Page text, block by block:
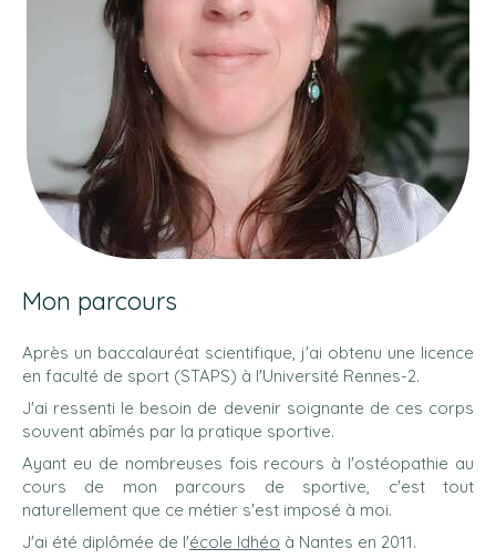
Mon parcours
Après un baccalauréat scientifique, j'ai obtenu une licence
en faculté de sport (STAPS) à l'Université Rennes-2.
J'ai ressenti le besoin de devenir soignante de ces corps
souvent abîmés par la pratique sportive.
Ayant eu de nombreuses fois recours à l'ostéopathie au
cours de mon parcours de sportive, c'est tout
naturellement que ce métier s'est imposé à moi.
J'ai été diplômée de l'école Idhéo à Nantes en 2011.